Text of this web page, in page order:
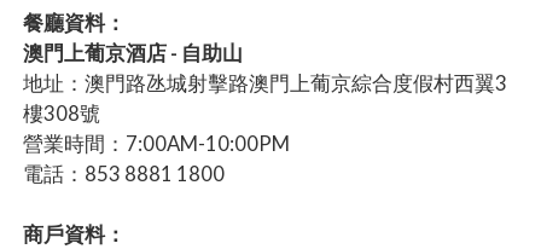
餐廳資料：
澳門上葡京酒店 - 自助山
地址：澳門路氹城射擊路澳門上葡京綜合度假村西翼3
樓308號
營業時間：7:00AM-10:00PM
電話：853 8881 1800
商戶資料：